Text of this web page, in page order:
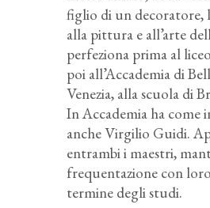
figlio di un decoratore,
alla pittura e all’arte
perfeziona prima al
poi all’Accademia di
Venezia, alla scuola di
In Accademia ha come
anche Virgilio Guidi.
entrambi i maestri,
frequentazione con
termine degli studi.